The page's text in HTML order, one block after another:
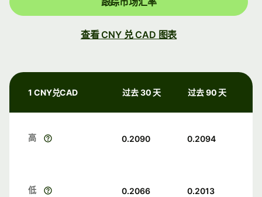
查看 CNY 兑 CAD 图表
1 CNY兑CAD 过去 30 天 过去 90 天
高 0.2090 0.2094
低 0.2066 0.2013